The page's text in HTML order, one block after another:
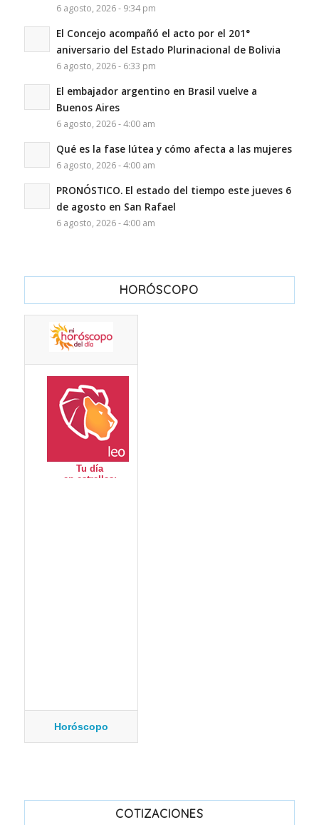
6 agosto, 2026 - 9:34 pm
El Concejo acompañó el acto por el 201°
aniversario del Estado Plurinacional de Bolivia
6 agosto, 2026 - 6:33 pm
El embajador argentino en Brasil vuelve a
Buenos Aires
6 agosto, 2026 - 4:00 am
Qué es la fase lútea y cómo afecta a las mujeres
6 agosto, 2026 - 4:00 am
PRONÓSTICO. El estado del tiempo este jueves 6
de agosto en San Rafael
6 agosto, 2026 - 4:00 am
HORÓSCOPO
Horóscopo
COTIZACIONES